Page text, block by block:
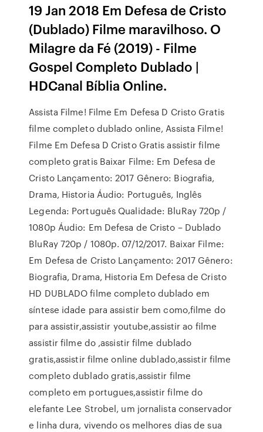
19 Jan 2018 Em Defesa de Cristo
(Dublado) Filme maravilhoso. O
Milagre da Fé (2019) - Filme
Gospel Completo Dublado |
HDCanal Bíblia Online.
Assista Filme! Filme Em Defesa D Cristo Gratis
filme completo dublado online, Assista Filme!
Filme Em Defesa D Cristo Gratis assistir filme
completo gratis Baixar Filme: Em Defesa de
Cristo Lançamento: 2017 Gênero: Biografia,
Drama, Historia Áudio: Português, Inglês
Legenda: Português Qualidade: BluRay 720p /
1080p Áudio: Em Defesa de Cristo – Dublado
BluRay 720p / 1080p. 07/12/2017. Baixar Filme:
Em Defesa de Cristo Lançamento: 2017 Gênero:
Biografia, Drama, Historia Em Defesa de Cristo
HD DUBLADO filme completo dublado em
síntese idade para assistir bem como,filme do
para assistir,assistir youtube,assistir ao filme
assistir filme do ,assistir filme dublado
gratis,assistir filme online dublado,assistir filme
completo dublado gratis,assistir filme
completo em portugues,assistir filme do
elefante Lee Strobel, um jornalista conservador
e linha dura, vivendo os melhores dias de sua